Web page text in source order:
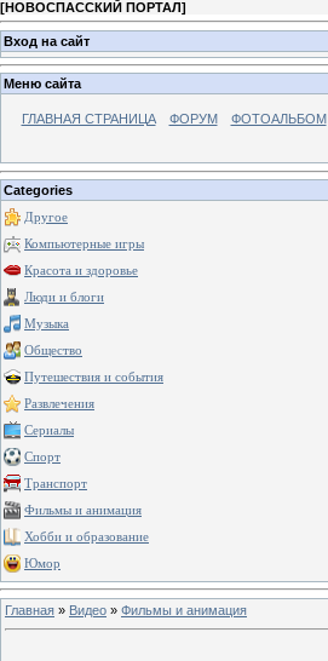
[НОВОСПАССКИЙ ПОРТАЛ]
Вход на сайт
Меню сайта
ГЛАВНАЯ СТРАНИЦА ФОРУМ ФОТОАЛЬБОМ
Categories
Другое
Компьютерные игры
Красота и здоровье
Люди и блоги
Музыка
Общество
Путешествия и события
Развлечения
Сериалы
Спорт
Транспорт
Фильмы и анимация
Хобби и образование
Юмор
Главная » Видео » Фильмы и анимация